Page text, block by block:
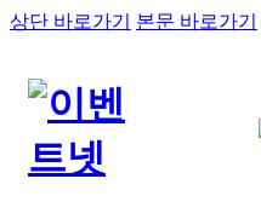
상단 바로가기 본문 바로가기